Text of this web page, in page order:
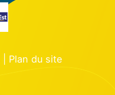
Plan du site